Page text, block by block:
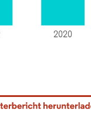
CC BY 4.0.